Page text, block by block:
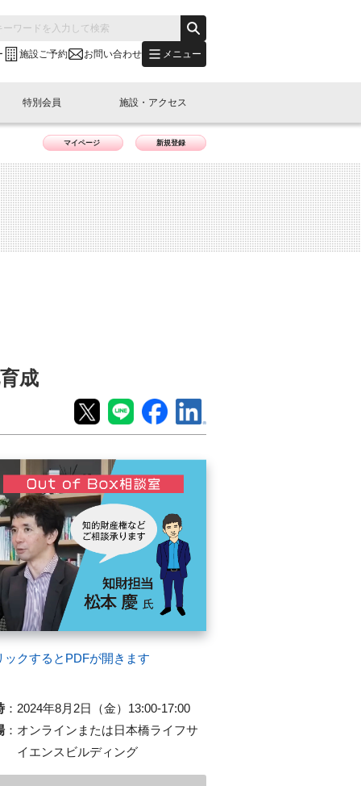
施設ご予約 お問い合わせ メニュー
別会員開催
展・参加
"LINK-BioBAY TOKYO"？
(News Letter)
コラム
ュース・事業紹介
ベント
LINK-J WEST
容
本橋エリアについて
特別会員
し込み
施設・アクセス
予約
マイページ 新規登録
成
ックするとPDFが開きます
： 2024年8月2日（金）13:00-17:00
： オンラインまたは日本橋ライフサ
イエンスビルディング